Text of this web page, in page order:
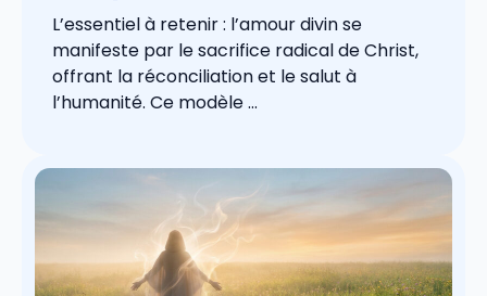
L’essentiel à retenir : l’amour divin se
manifeste par le sacrifice radical de Christ,
offrant la réconciliation et le salut à
l’humanité. Ce modèle ...